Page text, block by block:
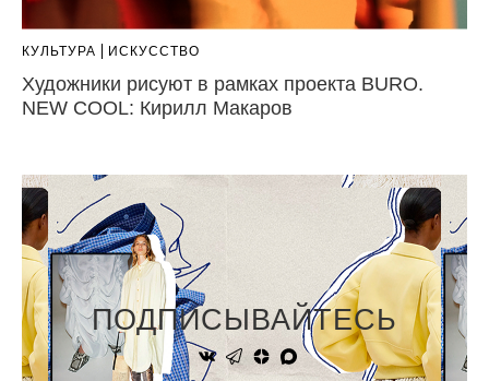
КУЛЬТУРА ИСКУССТВО
Художники рисуют в рамках проекта BURO.
NEW COOL: Кирилл Макаров
ПОДПИСЫВАЙТЕСЬ